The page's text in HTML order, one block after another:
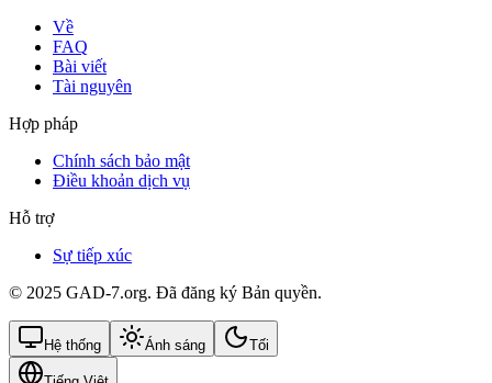
Về
FAQ
Bài viết
Tài nguyên
Hợp pháp
Chính sách bảo mật
Điều khoản dịch vụ
Hỗ trợ
Sự tiếp xúc
© 2025 GAD-7.org. Đã đăng ký Bản quyền.
Hệ thống Ánh sáng Tối